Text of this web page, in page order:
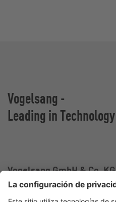
Vogelsang -
Leading in Technology
Vogelsang GmbH & Co. KG
Holthoege 10-14
49632 Essen (Oldenburg)